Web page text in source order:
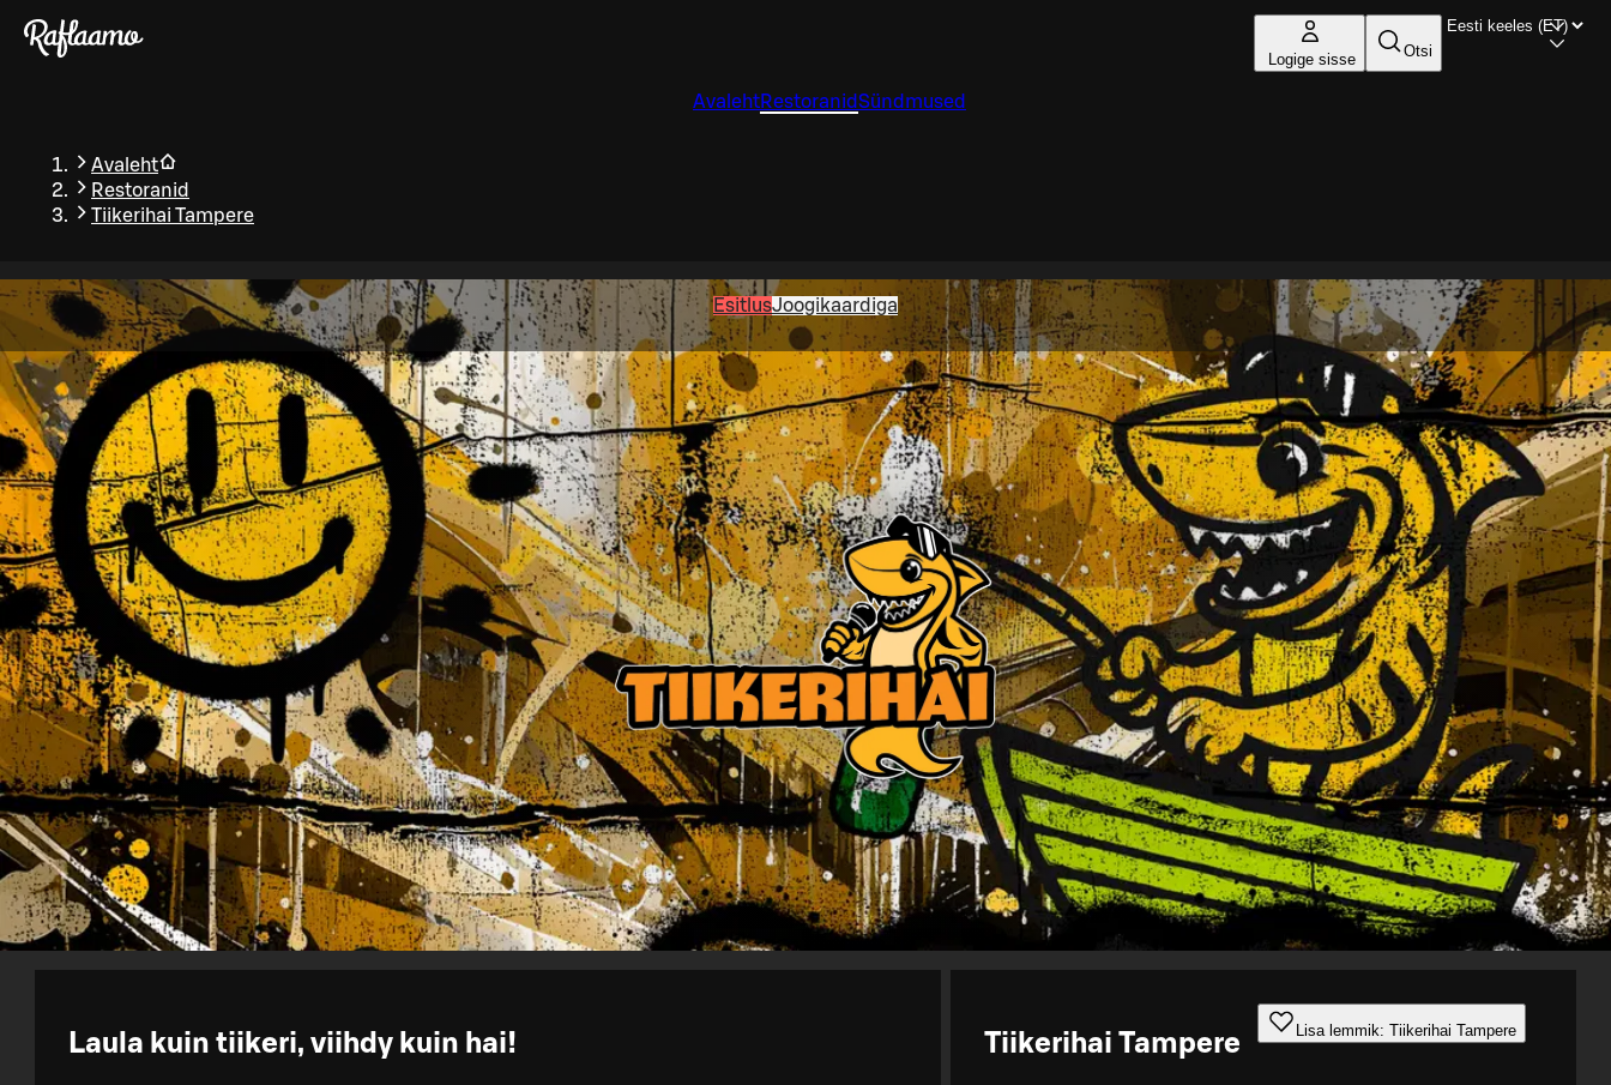
Liigu peamise sisu juurde
Logige sisse Otsi
AvalehtRestoranidSündmused
Avaleht
Restoranid
Tiikerihai Tampere
EsitlusJoogikaardiga
Tiikerihai Tampere Lisa lemmik: Tiikerihai Tampere
Laula kuin tiikeri, viihdy kuin hai!